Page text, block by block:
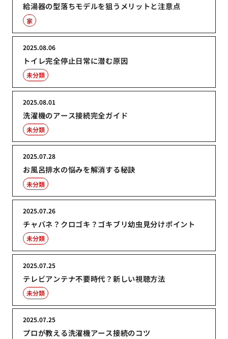
給湯器の型落ちモデルを狙うメリットと注意点
家
トイレ完全停止日常に潜む原因
2025.08.06
未分類
洗濯機のアース接続完全ガイド
2025.08.01
未分類
お風呂排水の悩みを解消する秘訣
2025.07.28
未分類
チャバネ？クロゴキ？ゴキブリ幼虫見分けポイント
2025.07.26
未分類
テレビアンテナ不要時代？新しい視聴方法
2025.07.25
未分類
プロが教える洗濯機アース接続のコツ
2025.07.25